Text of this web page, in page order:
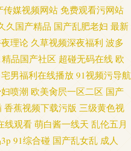
传媒视频网站 免费观看污网站
久国产精品 国产乱肥老妇 最新
理论 久草视频深夜福利 波多
精品国产社区 超碰无码在线 欧
宅男福利在线播放 91视频污导航
喷潮 欧美肏屄一区二区 国产
香蕉视频下载污版 三级黄色视
线观看萌白酱一线天 乱伦五月
91综合碰 国产乱女乱 成人